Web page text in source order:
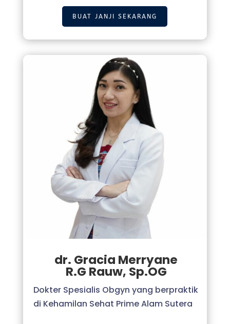
BUAT JANJI SEKARANG
dr. Gracia Merryane
R.G Rauw, Sp.OG
Dokter Spesialis Obgyn yang berpraktik
di Kehamilan Sehat Prime Alam Sutera